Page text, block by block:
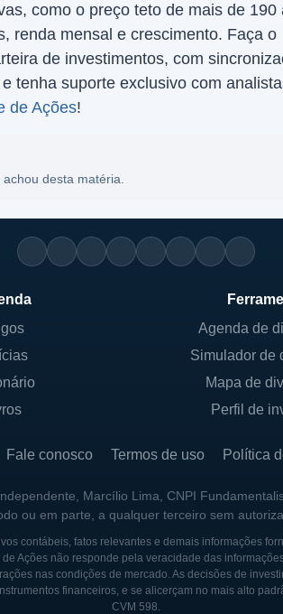
como o preço teto de mais de 190
renda mensal e crescimento. Faça o
de investimentos, com
tenha suporte exclusivo com
de Ações!
desta matéria.
Agenda de
Simulador de
Mapa de
Perfil de
Fale conosco Termos de uso Política
Marcílio Lima, CNPI
ou em parte, a qualquer terceiro sem
contábeis, fatos relevantes e demais informações
Ações não responde pela veracidade das
nas condições de mercado. As decisões de
financeiros, e se alicerçam no mais alto
CVM 598.